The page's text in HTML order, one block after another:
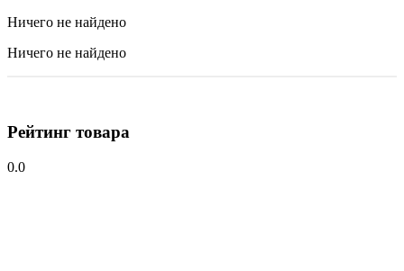
Ничего не найдено
Ничего не найдено
Рейтинг товара
0.0